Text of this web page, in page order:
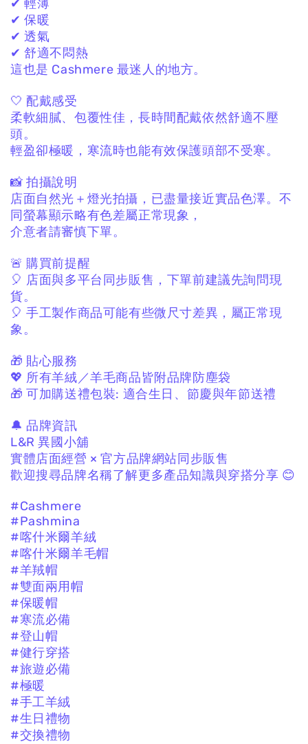
✔ 輕薄
✔ 保暖
✔ 透氣
✔ 舒適不悶熱
這也是 Cashmere 最迷人的地方。
🤍 配戴感受
柔軟細膩、包覆性佳，長時間配戴依然舒適不壓
頭。
輕盈卻極暖， 寒流時也能有效保護頭部不受寒。
📸 拍攝說明
店面自然光＋燈光拍攝， 已盡量接近實品色澤。 不
同螢幕顯示略有色差屬正常現象，
介意者請審慎下單。
🚨 購買前提醒
🎈 店面與多平台同步販售， 下單前建議先詢問現
貨。
🎈 手工製作商品可能有些微尺寸差異， 屬正常現
象。
🎁 貼心服務
💖 所有羊絨／羊毛商品皆附品牌防塵袋
🎁 可加購送禮包裝: 適合生日、節慶與年節送禮
🔔 品牌資訊
L&R 異國小舖
實體店面經營 × 官方品牌網站同步販售
歡迎搜尋品牌名稱了解更多產品知識與穿搭分享 😊
#Cashmere
#Pashmina
#喀什米爾羊絨
#喀什米爾羊毛帽
#羊羢帽
#雙面兩用帽
#保暖帽
#寒流必備
#登山帽
#健行穿搭
#旅遊必備
#極暖
#手工羊絨
#生日禮物
#交換禮物